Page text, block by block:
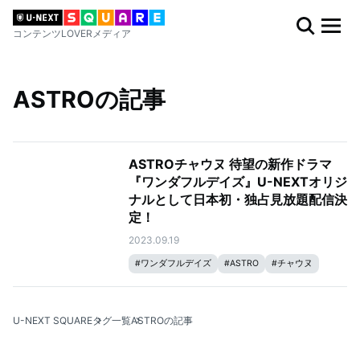
コンテンツLOVERメディア
ASTROの記事
ASTROチャウヌ 待望の新作ドラマ
『ワンダフルデイズ』U-NEXTオリジ
ナルとして日本初・独占見放題配信決
定！
2023.09.19
#ワンダフルデイズ #ASTRO #チャウヌ
U-NEXT SQUAREタグ一覧ASTROの記事